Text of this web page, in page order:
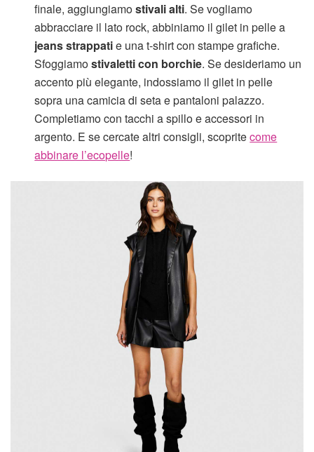
finale, aggiungiamostivali alti. Se vogliamo
abbracciare il lato rock, abbiniamo il gilet in pelle a
jeans strappatie una t-shirt con stampe grafiche.
Sfoggiamostivaletti con borchie. Se desideriamo un
accento più elegante, indossiamo il gilet in pelle
sopra una camicia di seta e pantaloni palazzo.
Completiamo con tacchi a spillo e accessori in
argento. E se cercate altri consigli, scopritecome
abbinare l’ecopelle!